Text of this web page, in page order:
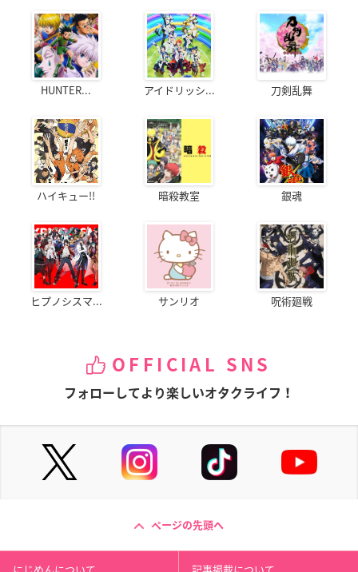
HUNTER... アイドリッシ... 刀剣乱舞
ハイキュー!! 暗殺教室 銀魂
ヒプノシスマ... サンリオ 呪術廻戦
OFFICIAL SNS
フォローしてより楽しいオタクライフ！
ページの先頭へ